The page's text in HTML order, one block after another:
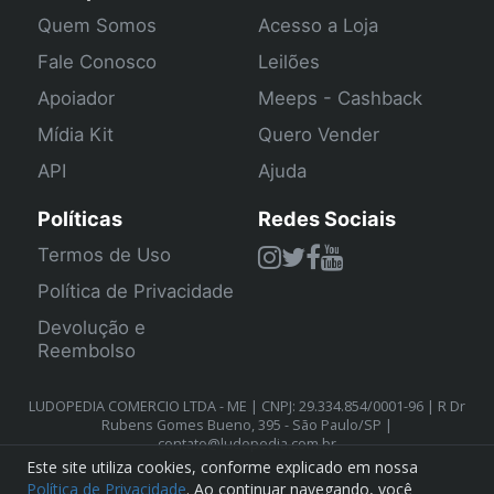
Quem Somos
Fale Conosco
Apoiador
Mídia Kit
API
Acesso a Loja
Leilões
Meeps - Cashback
Quero Vender
Ajuda
Políticas
Termos de Uso
Política de Privacidade
Devolução e
Reembolso
Redes Sociais
LUDOPEDIA COMERCIO LTDA - ME | CNPJ: 29.334.854/0001-96 | R Dr
Rubens Gomes Bueno, 395 - São Paulo/SP |
contato@ludopedia.com.br
Este site utiliza cookies, conforme explicado em nossa
Política de Privacidade. Ao continuar navegando, você